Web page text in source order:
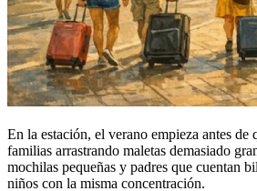
En la estación, el verano empieza antes de
familias arrastrando maletas demasiado
mochilas pequeñas y padres que cuentan
niños con la misma concentración.